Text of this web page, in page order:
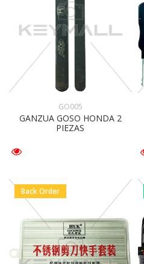
GO005
GANZUA GOSO HONDA 2
PIEZAS
Back Order